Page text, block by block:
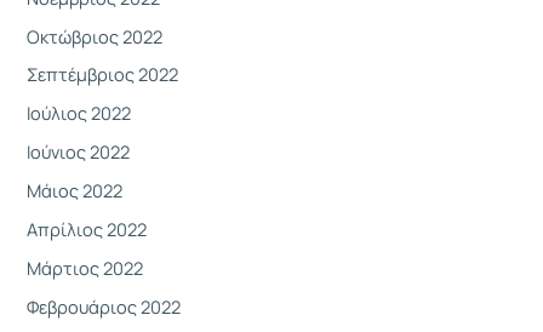
Οκτώβριος 2022
Σεπτέμβριος 2022
Ιούλιος 2022
Ιούνιος 2022
Μάιος 2022
Απρίλιος 2022
Μάρτιος 2022
Φεβρουάριος 2022